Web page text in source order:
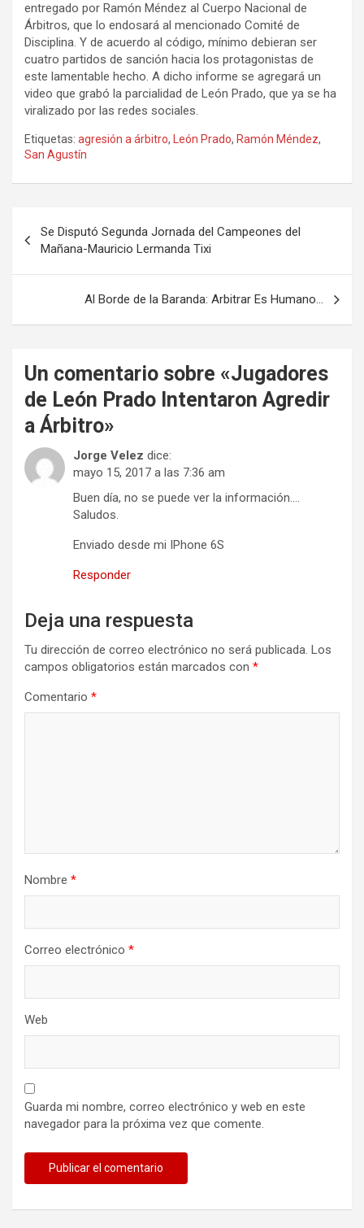
entregado por Ramón Méndez al Cuerpo Nacional de
Árbitros, que lo endosará al mencionado Comité de
Disciplina. Y de acuerdo al código, mínimo debieran ser
cuatro partidos de sanción hacia los protagonistas de
este lamentable hecho. A dicho informe se agregará un
video que grabó la parcialidad de León Prado, que ya se ha
viralizado por las redes sociales.
Etiquetas: agresión a árbitro, León Prado, Ramón Méndez,
San Agustín
de
entradas
Se Disputó Segunda Jornada del Campeones del
Mañana-Mauricio Lermanda Tixi
Al Borde de la Baranda: Arbitrar Es Humano…
Un comentario sobre «Jugadores
de León Prado Intentaron Agredir
a Árbitro»
Jorge Velez dice:
mayo 15, 2017 a las 7:36 am
Buen día, no se puede ver la información….
Saludos.
Enviado desde mi IPhone 6S
Responder
Deja una respuesta
Tu dirección de correo electrónico no será publicada. Los
campos obligatorios están marcados con *
Comentario *
Nombre *
Correo electrónico *
Web
Guarda mi nombre, correo electrónico y web en este
navegador para la próxima vez que comente.